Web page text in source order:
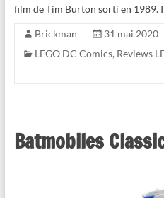
film de Tim Burton sorti en 1989.
Brickman
31 mai 2020
LEGO DC Comics, Reviews
Batmobiles